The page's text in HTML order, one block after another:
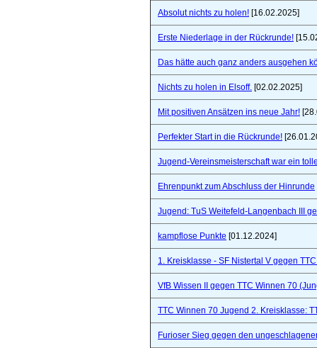
Absolut nichts zu holen! [16.02.2025]
Erste Niederlage in der Rückrunde!
Das hätte auch ganz anders ausgehen
Nichts zu holen in Elsoff. [02.02.2025]
Mit positiven Ansätzen ins neue Jahr!
Perfekter Start in die Rückrunde!
Jugend-Vereinsmeisterschaft war ein
Ehrenpunkt zum Abschluss der Hinrunde
Jugend: TuS Weitefeld-Langenbach III
kampflose Punkte [01.12.2024]
1. Kreisklasse - SF Nistertal V gegen
VfB Wissen II gegen TTC Winnen 70
TTC Winnen 70 Jugend 2. Kreisklasse:
Furioser Sieg gegen den